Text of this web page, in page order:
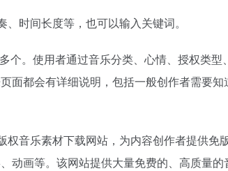
时间长度等，也可以输入关键词。
。使用者通过音乐分类、心情、授权类型
面都会有详细说明，包括一般创作者需要知
权音乐素材下载网站，为内容创作者提供免
动画等。该网站提供大量免费的、高质量的